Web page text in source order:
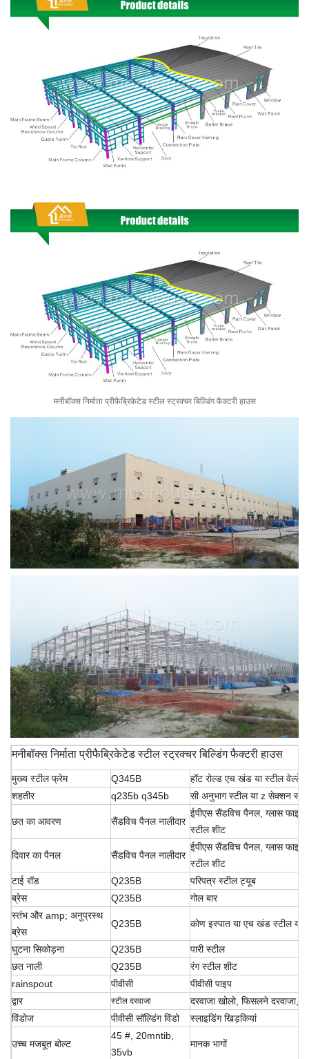
मनीबॉक्स निर्माता प्रीफैब्रिकेटेड स्टील स्ट्रक्चर बिल्डिंग फैक्टरी हाउस
मनीबॉक्स निर्माता प्रीफैब्रिकेटेड स्टील स्ट्रक्चर बिल्डिंग फैक्टरी हाउस
मुख्य स्टील फ्रेम Q345B
हॉट रोल्ड एच खंड या स्टील
शहतीर
q235b q345b सी अनुभाग स्टील या z सेक्शन
छत का आवरण सैंडविच पैनल नालीदार
ईपीएस सैंडविच पैनल, ग्लास
स्टील शीट
दिवार का पैनल सैंडविच पैनल नालीदार
ईपीएस सैंडविच पैनल, ग्लास
स्टील शीट
टाई रॉड
Q235B
परिपत्र स्टील ट्यूब
ब्रेस
Q235B
गोल बार
स्तंभ और amp; अनुप्रस्थ
ब्रेस
Q235B कोण इस्पात या एच खंड स्टील या
घुटना सिकोड़ना Q235B
पारी स्टील
छत नाली
Q235B
रंग स्टील शीट
rainspout
पीवीसी
पीवीसी पाइप
द्वार
स्टील दरवाजा दरवाजा खोलो, फिसलने दरवाजा,
विंडोज
पीवीसी सॉल्डिंग विंडो स्लाइडिंग खिड़कियां
उच्च मजबूत बोल्ट
45 #, 20mntib,
35vb
मानक भागों